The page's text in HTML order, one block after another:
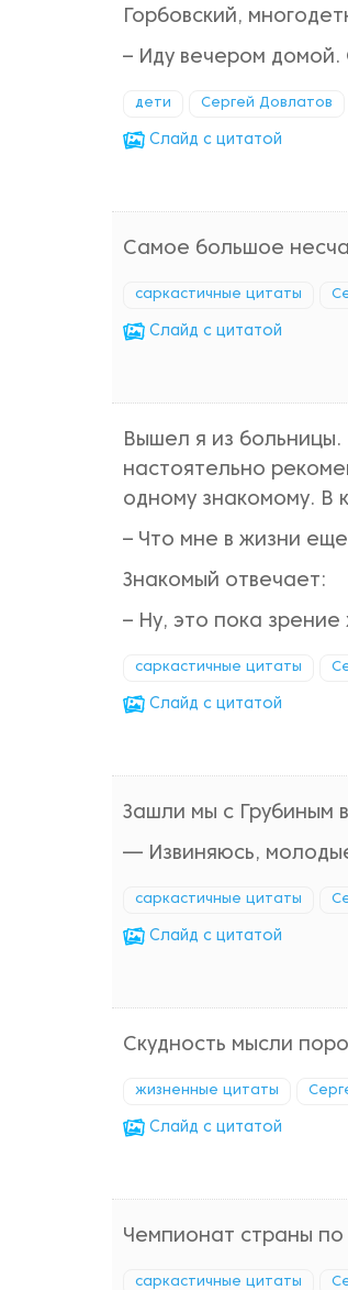
Горбовский,
– Иду вечером домой.
дети Сергей Довлатов
Cлайд с цитатой
Самое большое
саркастичные цитаты
Cлайд с цитатой
Вышел я из больницы.
настоятельно
одному знакомому. В
– Что мне в жизни
Знакомый отвечает:
– Ну, это пока
саркастичные цитаты
Cлайд с цитатой
Зашли мы с Грубиным
— Извиняюсь,
саркастичные цитаты
Cлайд с цитатой
Скудность мысли
жизненные цитаты
Cлайд с цитатой
Чемпионат страны
саркастичные цитаты